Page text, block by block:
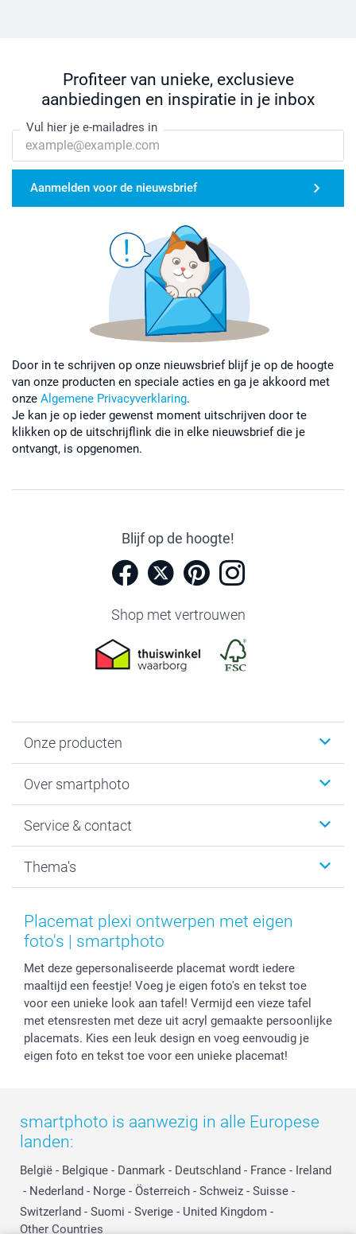
Profiteer van unieke, exclusieve
aanbiedingen en inspiratie in je inbox
Vul hier je e-mailadres in
Aanmelden voor de nieuwsbrief
Door in te schrijven op onze nieuwsbrief blijf je op de hoogte
van onze producten en speciale acties en ga je akkoord met
onze Algemene Privacyverklaring.
Je kan je op ieder gewenst moment uitschrijven door te
klikken op de uitschrijflink die in elke nieuwsbrief die je
ontvangt, is opgenomen.
Blijf op de hoogte!
Shop met vertrouwen
Onze producten
Fotoboeken
Fotocadeaus
Kaarten
Over smartphoto
Vacatures
Bestelproces
Herroepingsrecht
Privacy
Reviews
Investor Relations
Service & contact
Tevredenheidsgarantie
Mijn orderstatus
smartbonus
service@smartphoto.nl
Affiliate partnerprogramma
Partnerships
Influencer partnerprogramma
Thema's
Baby
Moederdag
Huwelijk
Placemat plexi ontwerpen met eigen
foto's | smartphoto
Met deze gepersonaliseerde placemat wordt iedere
maaltijd een feestje! Voeg je eigen foto's en tekst toe
voor een unieke look aan tafel! Vermijd een vieze tafel
met etensresten met deze uit acryl gemaakte persoonlijke
placemats. Kies een leuk design en voeg eenvoudig je
eigen foto en tekst toe voor een unieke placemat!
smartphoto is aanwezig in alle Europese
landen:
België - Belgique - Danmark - Deutschland - France - Ireland
- Nederland - Norge - Österreich - Schweiz - Suisse -
Switzerland - Suomi - Sverige - United Kingdom -
Other Countries